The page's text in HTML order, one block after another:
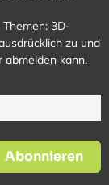
3D-
zu und
abmelden kann.
Abonnieren